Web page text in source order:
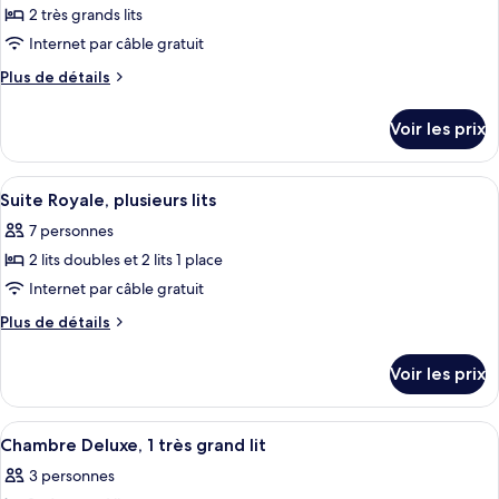
chambres
pour
ce
type
de
Chambre
Deluxe,
2
chambres
(Residence)
2 très grands lits
Internet par câble gratuit
Plus de détails
Plus
le
type
de
Chambre
Deluxe,
chambres
(Residence)
Voir les prix
Afficher
toutes
les
photos
pour
ce
chambre :
Suite
Royale,
plusieurs
Suite Royale, plusieurs lits | Literie
7
Suite Royale, plusieurs lits
7 personnes
2 lits doubles et 2 lits 1 place
Internet par câble gratuit
Plus de détails
Plus
le
type
de
Suite
Voir les prix
Afficher
toutes
les
Une chambre d’hôtel avec un grand
4
Chambre Deluxe, 1 très grand lit
3 personnes